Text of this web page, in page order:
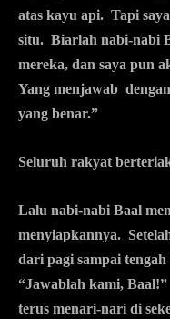
atas kayu api. Tapi
situ. Biarlah nabi-nabi
mereka, dan saya pun
Yang menjawab
yang benar.”
Seluruh rakyat
Lalu nabi-nabi Baal
menyiapkannya.
dari pagi sampai
“Jawablah kami,
terus menari-nari di